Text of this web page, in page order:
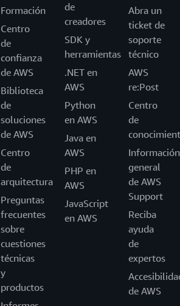
Formación
Centro
de
confianza
de AWS
Biblioteca
de
soluciones
de AWS
Centro
de
arquitectura
Preguntas
frecuentes
sobre
cuestiones
técnicas
y
productos
de
creadores
SDK y
herramientas
.NET en
AWS
Python
en AWS
Java en
AWS
PHP en
AWS
JavaScript
en AWS
Abra un
ticket de
soporte
técnico
AWS
re:Post
Centro
de
Información
general
de AWS
Support
Reciba
ayuda
de
expertos
de AWS